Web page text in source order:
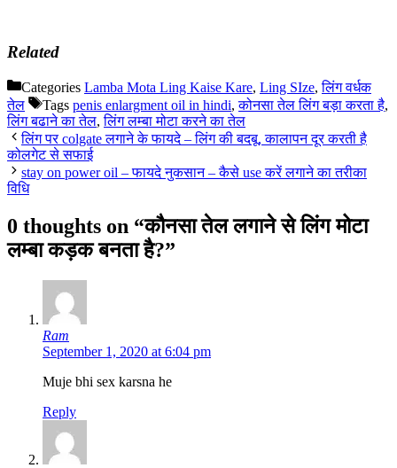
Related
Categories Lamba Mota Ling Kaise Kare, Ling SIze,लिंग वर्धक
तेल
Tags penis enlargment oil in hindi,कोनसा तेल लिंग बड़ा करता है,
लिंग बढाने का तेल,लिंग लम्बा मोटा करने का तेल
लिंग पर colgate लगाने के फायदे – लिंग की बदबू, कालापन दूर करती है
कोलगेट से सफाई
stay on power oil – फायदे नुकसान – कैसे use करें लगाने का तरीका
विधि
0 thoughts on “कौनसा तेल लगाने से लिंग मोटा
लम्बा कड़क बनता है?”
Ram
September 1, 2020 at 6:04 pm
Muje bhi sex karsna he
Reply